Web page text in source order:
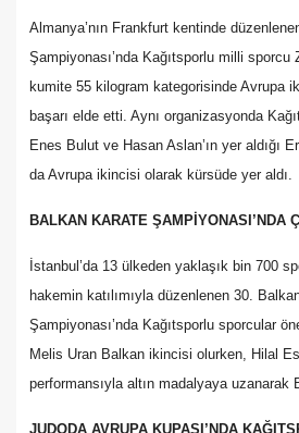
Almanya’nın Frankfurt kentinde
Şampiyonası’nda Kağıtsporlu milli
kumite 55 kilogram kategorisinde Avrupa
başarı elde etti. Aynı organizasyonda
Enes Bulut ve Hasan Aslan’ın yer aldığı
da Avrupa ikincisi olarak kürsüde yer aldı.
BALKAN KARATE ŞAMPİYONASI’NDA
İstanbul’da 13 ülkeden yaklaşık bin 700
hakemin katılımıyla düzenlenen 30.
Şampiyonası’nda Kağıtsporlu sporcular
Melis Uran Balkan ikincisi olurken, Hilal
performansıyla altın madalyaya uzanarak
JUDODA AVRUPA KUPASI’NDA